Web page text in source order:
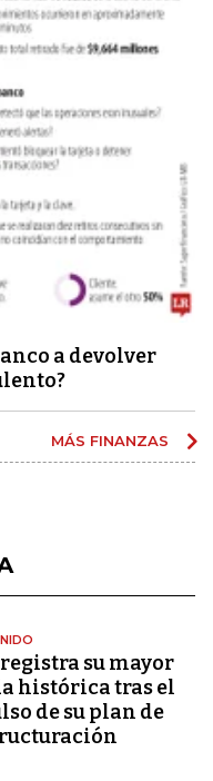
a devolver
MÁS FINANZAS
su mayor
histórica tras el
de su plan de